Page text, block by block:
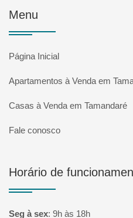
Menu
Página Inicial
Apartamentos à Venda em
Casas à Venda em Tamandaré
Fale conosco
Horário de
Seg à sex: 9h às 18h